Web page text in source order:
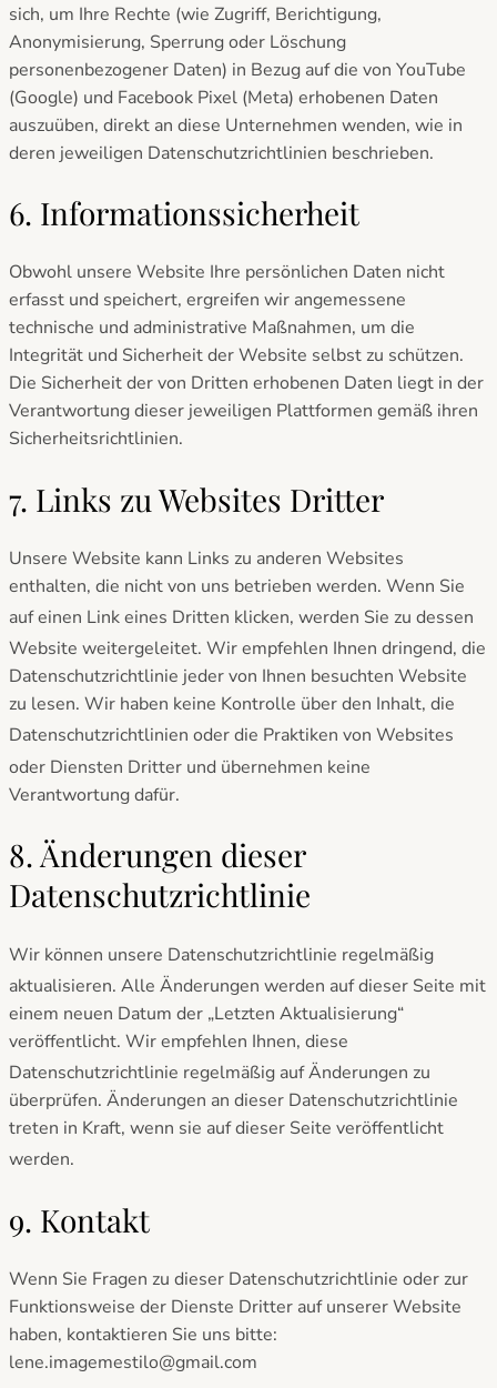
sich, um Ihre Rechte (wie Zugriff, Berichtigung,
Anonymisierung, Sperrung oder Löschung
personenbezogener Daten) in Bezug auf die von YouTube
(Google) und Facebook Pixel (Meta) erhobenen Daten
auszuüben, direkt an diese Unternehmen wenden, wie in
deren jeweiligen Datenschutzrichtlinien beschrieben.
6. Informationssicherheit
Obwohl unsere Website Ihre persönlichen Daten nicht
erfasst und speichert, ergreifen wir angemessene
technische und administrative Maßnahmen, um die
Integrität und Sicherheit der Website selbst zu schützen.
Die Sicherheit der von Dritten erhobenen Daten liegt in der
Verantwortung dieser jeweiligen Plattformen gemäß ihren
Sicherheitsrichtlinien.
7. Links zu Websites Dritter
Unsere Website kann Links zu anderen Websites
enthalten, die nicht von uns betrieben werden. Wenn Sie
auf einen Link eines Dritten klicken, werden Sie zu dessen
Website weitergeleitet. Wir empfehlen Ihnen dringend, die
Datenschutzrichtlinie jeder von Ihnen besuchten Website
zu lesen. Wir haben keine Kontrolle über den Inhalt, die
Datenschutzrichtlinien oder die Praktiken von Websites
oder Diensten Dritter und übernehmen keine
Verantwortung dafür.
8. Änderungen dieser
Datenschutzrichtlinie
Wir können unsere Datenschutzrichtlinie regelmäßig
aktualisieren. Alle Änderungen werden auf dieser Seite mit
einem neuen Datum der „Letzten Aktualisierung“
veröffentlicht. Wir empfehlen Ihnen, diese
Datenschutzrichtlinie regelmäßig auf Änderungen zu
überprüfen. Änderungen an dieser Datenschutzrichtlinie
treten in Kraft, wenn sie auf dieser Seite veröffentlicht
werden.
9. Kontakt
Wenn Sie Fragen zu dieser Datenschutzrichtlinie oder zur
Funktionsweise der Dienste Dritter auf unserer Website
haben, kontaktieren Sie uns bitte:
lene.imagemestilo@gmail.com